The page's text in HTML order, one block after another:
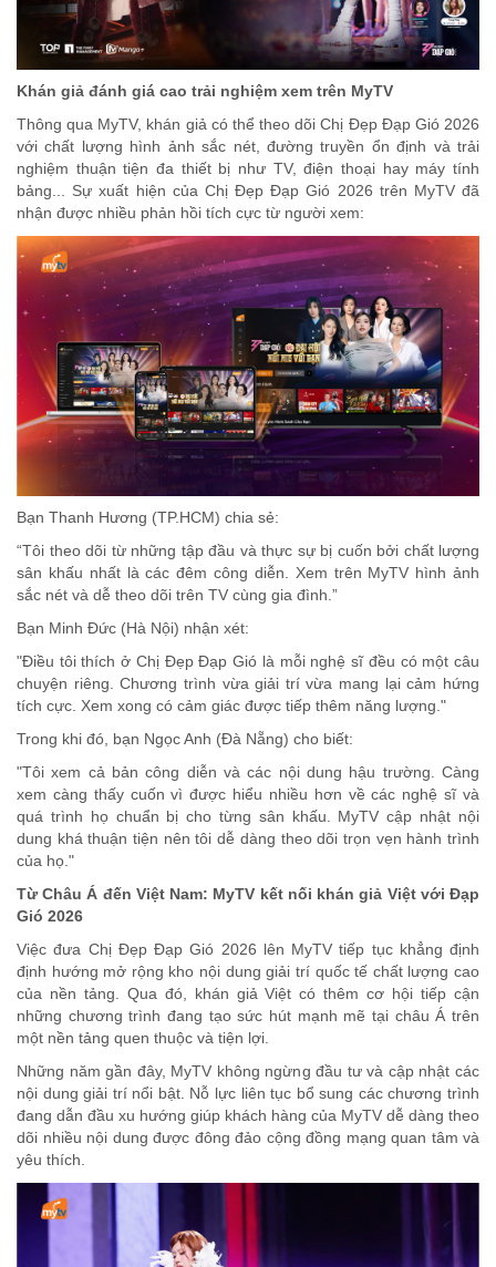
Khán giả đánh giá cao trải nghiệm xem trên MyTV
Thông qua MyTV, khán giả có thể theo dõi Chị Đẹp Đạp Gió 2026
với chất lượng hình ảnh sắc nét, đường truyền ổn định và trải
nghiệm thuận tiện đa thiết bị như TV, điện thoại hay máy tính
bảng... Sự xuất hiện của Chị Đẹp Đạp Gió 2026 trên MyTV đã
nhận được nhiều phản hồi tích cực từ người xem:
Bạn Thanh Hương (TP.HCM) chia sẻ:
“Tôi theo dõi từ những tập đầu và thực sự bị cuốn bởi chất lượng
sân khấu nhất là các đêm công diễn. Xem trên MyTV hình ảnh
sắc nét và dễ theo dõi trên TV cùng gia đình.”
Bạn Minh Đức (Hà Nội) nhận xét:
"Điều tôi thích ở Chị Đẹp Đạp Gió là mỗi nghệ sĩ đều có một câu
chuyện riêng. Chương trình vừa giải trí vừa mang lại cảm hứng
tích cực. Xem xong có cảm giác được tiếp thêm năng lượng."
Trong khi đó, bạn Ngọc Anh (Đà Nẵng) cho biết:
"Tôi xem cả bản công diễn và các nội dung hậu trường. Càng
xem càng thấy cuốn vì được hiểu nhiều hơn về các nghệ sĩ và
quá trình họ chuẩn bị cho từng sân khấu. MyTV cập nhật nội
dung khá thuận tiện nên tôi dễ dàng theo dõi trọn vẹn hành trình
của họ."
Từ Châu Á đến Việt Nam: MyTV kết nối khán giả Việt với Đạp
Gió 2026
Việc đưa Chị Đẹp Đạp Gió 2026 lên MyTV tiếp tục khẳng định
định hướng mở rộng kho nội dung giải trí quốc tế chất lượng cao
của nền tảng. Qua đó, khán giả Việt có thêm cơ hội tiếp cận
những chương trình đang tạo sức hút mạnh mẽ tại châu Á trên
một nền tảng quen thuộc và tiện lợi.
Những năm gần đây, MyTV không ngừng đầu tư và cập nhật các
nội dung giải trí nổi bật. Nỗ lực liên tục bổ sung các chương trình
đang dẫn đầu xu hướng giúp khách hàng của MyTV dễ dàng theo
dõi nhiều nội dung được đông đảo cộng đồng mạng quan tâm và
yêu thích.